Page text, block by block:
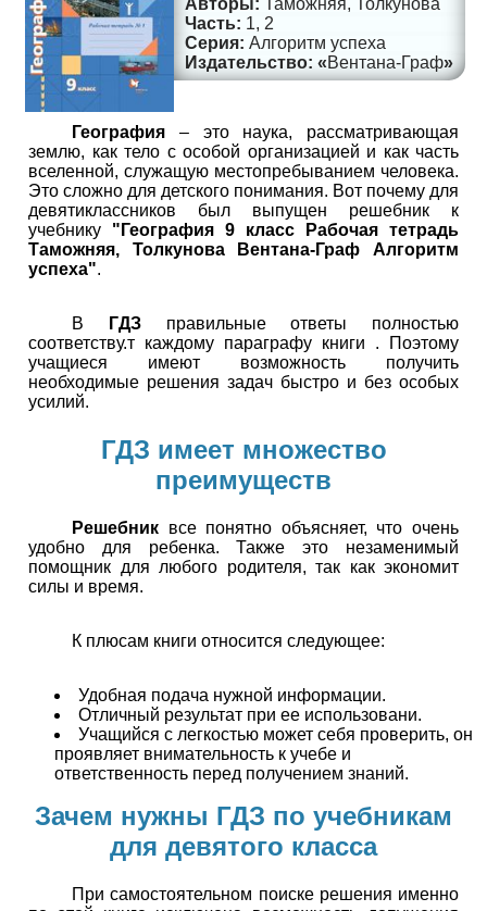
Таможняя, Толкунова
1, 2
Алгоритм успеха
Вентана-Граф
География – это наука, рассматривающая
землю, как тело с особой организацией и как часть
вселенной, служащую местопребыванием человека.
Это сложно для детского понимания. Вот почему для
девятиклассников был выпущен решебник к
учебнику "География 9 класс Рабочая тетрадь
Таможняя, Толкунова Вентана-Граф Алгоритм
успеха".
В ГДЗправильные ответы полностью
соответству.т каждому параграфу книги . Поэтому
учащиеся имеют возможность получить
необходимые решения задач быстро и без особых
усилий.
ГДЗ имеет множество
преимуществ
Решебник все понятно объясняет, что очень
удобно для ребенка. Также это незаменимый
помощник для любого родителя, так как экономит
силы и время.
К плюсам книги относится следующее:
Удобная подача нужной информации.
Отличный результат при ее использовани.
Учащийся с легкостью может себя проверить, он
проявляет внимательность к учебе и
ответственность перед получением знаний.
Зачем нужны ГДЗ по учебникам
для девятого класса
При самостоятельном поиске решения именно